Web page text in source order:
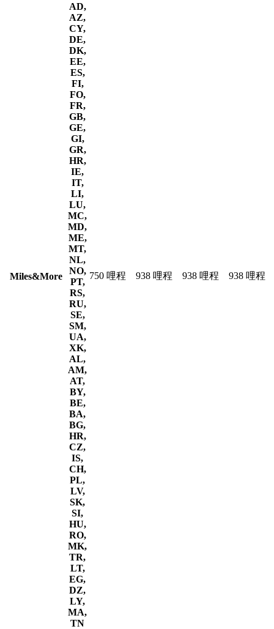
Miles&More
AD,
AZ,
CY,
DE,
DK,
EE,
ES,
FI,
FO,
FR,
GB,
GE,
GI,
GR,
HR,
IE,
IT,
LI,
LU,
MC,
MD,
ME,
MT,
NL,
NO,
PT,
RS,
RU,
SE,
SM,
UA,
XK,
AL,
AM,
AT,
BY,
BE,
BA,
BG,
HR,
CZ,
IS,
CH,
PL,
LV,
SK,
SI,
HU,
RO,
MK,
TR,
LT,
EG,
DZ,
LY,
MA,
TN
750 哩程 938 哩程 938 哩程 938 哩程